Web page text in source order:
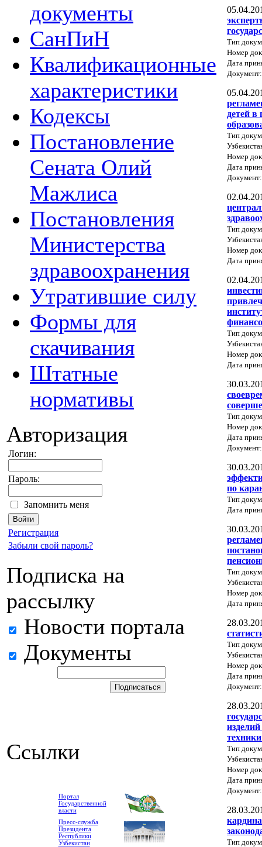
документы
СанПиН
Квалификационные
характеристики
Кодексы
Постановление
Сената Олий
Мажлиса
Постановления
Министерства
здравоохранения
Утратившие силу
Формы для
скачивания
Штатные
нормативы
Авторизация
Логин:
Пароль:
Запомнить меня
Регистрация
Забыли свой пароль?
Подписка на
рассылку
Новости портала
Документы
Ссылки
Портал
Государственной
власти
Пресс-служба
Президента
Республики
Узбекистан
Тип
Номер
Дата
детей в
Тип
Номер
Дата
Тип
Номер
Дата
Тип
Номер
Дата
Тип
Номер
Дата
по
Тип
Дата
Тип
Номер
Дата
Тип
Номер
Дата
Тип
Номер
Дата
Тип